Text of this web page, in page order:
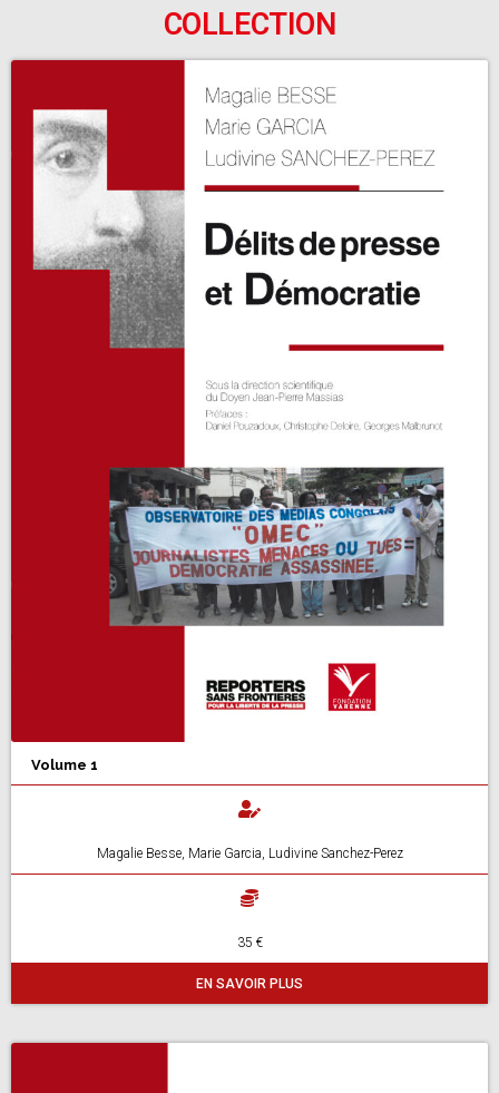
COLLECTION
Volume 1
Magalie Besse, Marie Garcia, Ludivine Sanchez-Perez
35 €
EN SAVOIR PLUS